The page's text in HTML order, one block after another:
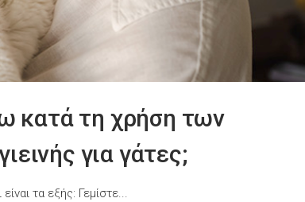
κατά τη χρήση των
για γάτες;
τα εξής: Γεμίστε...